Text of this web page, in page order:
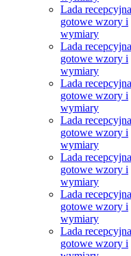
Lada
gotowe wzory i
wymiary
Lada
gotowe wzory i
wymiary
Lada
gotowe wzory i
wymiary
Lada
gotowe wzory i
wymiary
Lada
gotowe wzory i
wymiary
Lada
gotowe wzory i
wymiary
Lada
gotowe wzory i